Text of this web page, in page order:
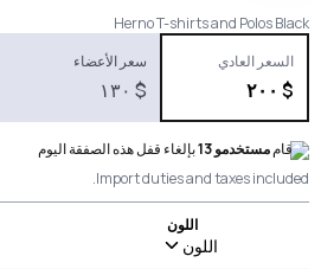
Herno T-shirts and Polos Black
السعر العادي
$ ٢٠٠
سعر الأعضاء
$ ١٣٠
قاممستخدمو 13
بإلغاء قفل هذه الصفقة اليوم
Import duties and taxes included.
اللون
اللون